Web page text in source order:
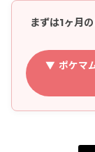
まずは1ヶ月
▼ ポケマ